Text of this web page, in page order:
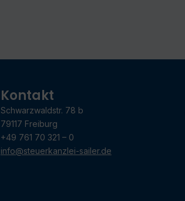
Kontakt
Schwarzwaldstr. 78 b
79117 Freiburg
+49 761 70 321 – 0
info@steuerkanzlei-sailer.de